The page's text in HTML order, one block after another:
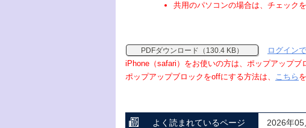
共用のパソコンの場合は、チェック
PDFダウンロード（130.4 KB）
ログイン
iPhone（safari）をお使いの方は、ポップアップブ
ポップアップブロックをoffにする方法は、 こちら
よく読まれているページ 2026年